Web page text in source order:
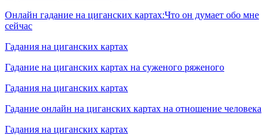
Онлайн гадание на циганских картах:Что он думает обо мне
сейчас
Гадания на циганских картах
Гадание на циганских картах на суженого ряженого
Гадания на циганских картах
Гадание онлайн на циганских картах на отношение человека
Гадания на циганских картах